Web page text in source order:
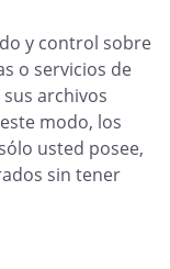
y control sobre
o servicios de
archivos
modo, los
usted posee,
sin tener